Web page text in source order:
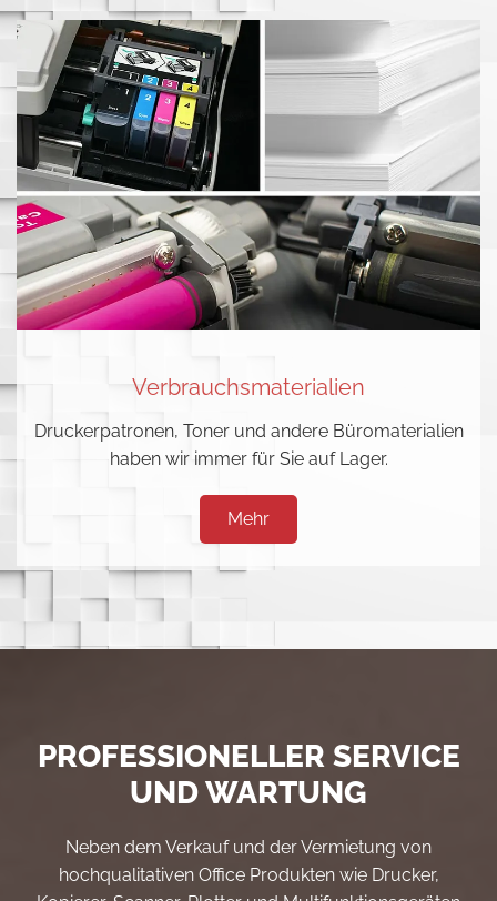
Verbrauchsmaterialien
Druckerpatronen, Toner und andere Büromaterialien
haben wir immer für Sie auf Lager.
Mehr
PROFESSIONELLER SERVICE
UND WARTUNG
Neben dem Verkauf und der Vermietung von
hochqualitativen Office Produkten wie Drucker,